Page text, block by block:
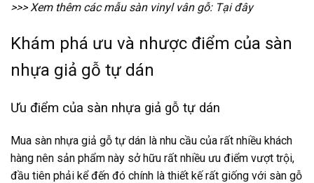
>>> Xem thêm các mẫu sàn vinyl vân gỗ: Tại đây
Khám phá ưu và nhược điểm của sàn
nhựa giả gỗ tự dán
Ưu điểm của sàn nhựa giả gỗ tự dán
Mua sàn nhựa giả gỗ tự dán là nhu cầu của rất nhiều khách
hàng nên sản phẩm này sở hữu rất nhiều ưu điểm vượt trội,
đầu tiên phải kể đến đó chính là thiết kế rất giống với sàn gỗ